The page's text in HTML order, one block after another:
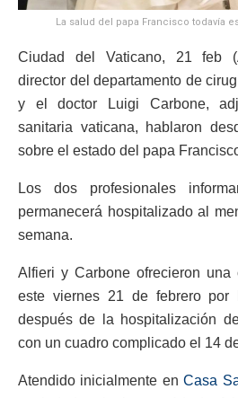
La salud del papa Francisco todavía
Ciudad del Vaticano, 21 feb
director del departamento de
y el doctor Luigi Carbone,
sanitaria vaticana, hablaron
sobre el estado del papa
Los dos profesionales
permanecerá hospitalizado al
semana.
Alfieri y Carbone ofrecieron una
este viernes 21 de febrero por
después de la hospitalización
con un cuadro complicado el 14
Atendido inicialmente enCasa